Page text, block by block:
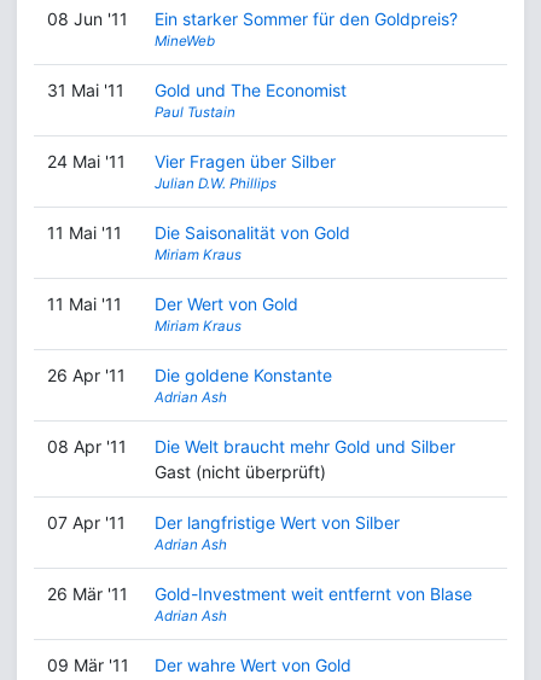
08 Jun '11 Ein starker Sommer für den Goldpreis?
MineWeb
31 Mai '11 Gold und The Economist
Paul Tustain
24 Mai '11 Vier Fragen über Silber
Julian D.W. Phillips
11 Mai '11 Die Saisonalität von Gold
Miriam Kraus
11 Mai '11 Der Wert von Gold
Miriam Kraus
26 Apr '11 Die goldene Konstante
Adrian Ash
08 Apr '11
Die Welt braucht mehr Gold und Silber
Gast (nicht überprüft)
07 Apr '11 Der langfristige Wert von Silber
Adrian Ash
26 Mär '11 Gold-Investment weit entfernt von Blase
Adrian Ash
09 Mär '11 Der wahre Wert von Gold